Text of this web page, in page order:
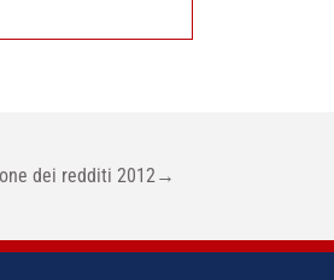
dei redditi 2012→